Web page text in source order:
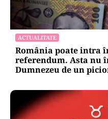
ACTUALITATE
România poate intra
referendum. Asta nu
Dumnezeu de un